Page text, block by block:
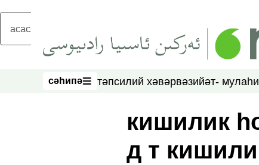
асаслиқ мәзмунға атлаң
сәһипә тәпсилий хәвәрвәзийәт-
кишилик
д т